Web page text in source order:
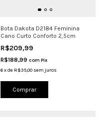
Bota Dakota D2184 Feminina
Cano Curto Conforto 2,5cm
R$209,99
R$188,99 com Pix
6 xde R$35,00 sem juros
Comprar